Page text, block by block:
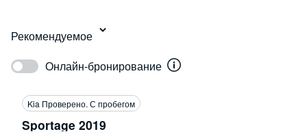
Рекомендуемое
Онлайн-бронирование
Kia Проверено. С пробегом
Sportage 2019